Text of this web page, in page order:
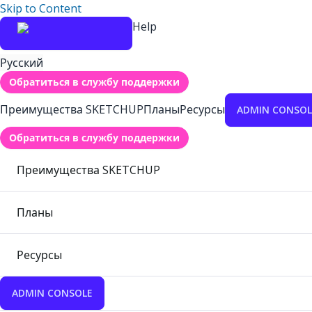
Skip to Content
Help
Русский
Обратиться в службу поддержки
Преимущества SKETCHUPПланыРесурсы ADMIN
Обратиться в службу поддержки
Преимущества SKETCHUP
Планы
Ресурсы
ADMIN CONSOLE